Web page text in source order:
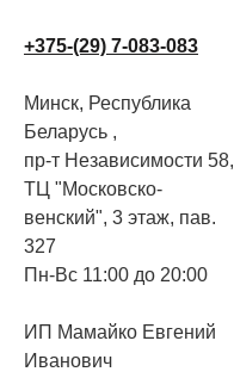
+375-(29) 7-083-083
Минск, Республика
Беларусь ,
пр-т Независимости 58,
ТЦ "Московско-
венский", 3 этаж, пав.
327
Пн-Вс 11:00 до 20:00
ИП Мамайко Евгений
Иванович